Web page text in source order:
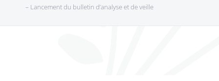
– Lancement du bulletin d’analyse et de veille